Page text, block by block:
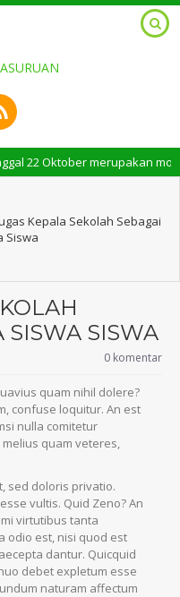
merupakan momen
Kepala Sekolah Sebagai
Siswa
SISWA SISWA
0 komentar
quam nihil dolere?
confuse loquitur. An est
nulla comitetur
quam veteres,
sed doloris privatio.
vultis. Quid Zeno? An
virtutibus tanta
odio est, nisi quod est
dantur. Quicquid
debet expletum esse
naturam affectum